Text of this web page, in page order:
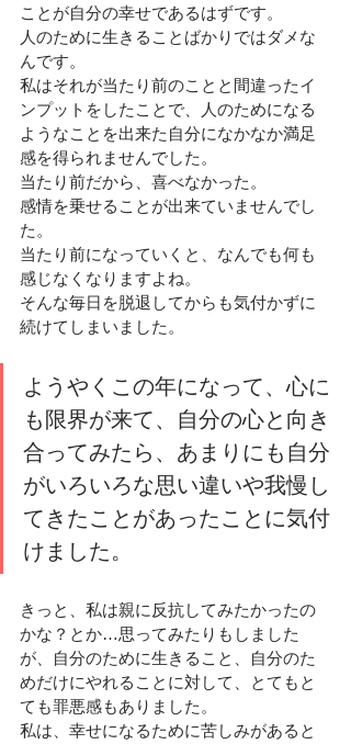
ことが自分の幸せであるはずです。
人のために生きることばかりではダメな
んです。
私はそれが当たり前のことと間違ったイ
ンプットをしたことで、人のためになる
ようなことを出来た自分になかなか満足
感を得られませんでした。
当たり前だから、喜べなかった。
感情を乗せることが出来ていませんでし
た。
当たり前になっていくと、なんでも何も
感じなくなりますよね。
そんな毎日を脱退してからも気付かずに
続けてしまいました。
ようやくこの年になって、心に
も限界が来て、自分の心と向き
合ってみたら、あまりにも自分
がいろいろな思い違いや我慢し
てきたことがあったことに気付
けました。
きっと、私は親に反抗してみたかったの
かな？とか…思ってみたりもしました
が、自分のために生きること、自分のた
めだけにやれることに対して、とてもと
ても罪悪感もありました。
私は、幸せになるために苦しみがあると